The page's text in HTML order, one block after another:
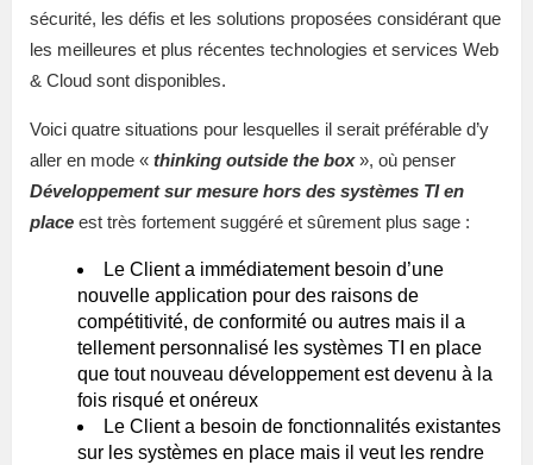
sécurité, les défis et les solutions proposées considérant que
les meilleures et plus récentes technologies et services Web
& Cloud sont disponibles.
Voici quatre situations pour lesquelles il serait préférable d’y
aller en mode « thinking outside the box», où penser
Développement sur mesure hors des systèmes TI en
place est très fortement suggéré et sûrement plus sage :
Le Client a immédiatement besoin d’une
nouvelle application pour des raisons de
compétitivité, de conformité ou autres mais il a
tellement personnalisé les systèmes TI en place
que tout nouveau développement est devenu à la
fois risqué et onéreux
Le Client a besoin de fonctionnalités existantes
sur les systèmes en place mais il veut les rendre